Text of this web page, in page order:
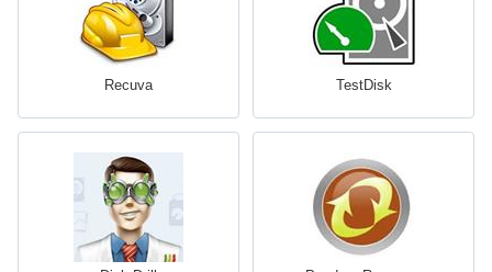
Recuva TestDisk